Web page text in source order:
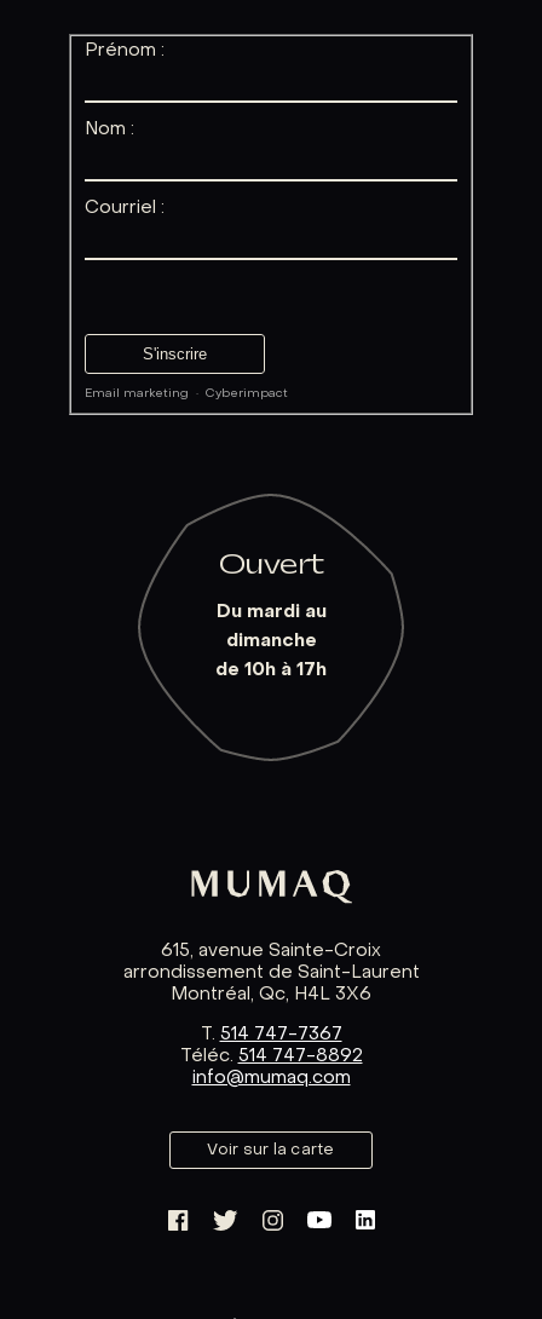
Prénom :
Nom :
Courriel :
Email marketing ·Cyberimpact
Ouvert
Du mardi au
dimanche
de 10h à 17h
615, avenue Sainte-Croix
arrondissement de Saint-Laurent
Montréal, Qc, H4L 3X6
T. 514 747-7367
Téléc. 514 747-8892
info@mumaq.com
Voir sur la carte